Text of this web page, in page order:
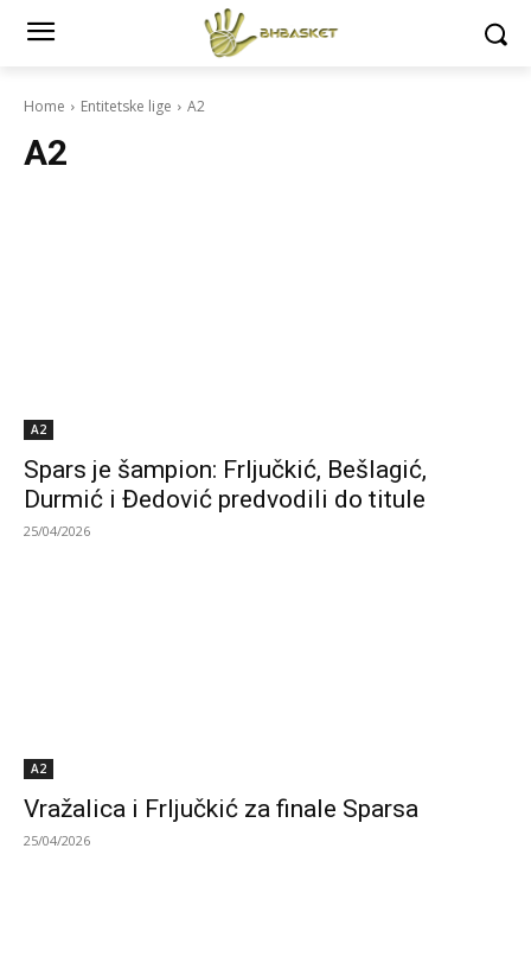
Home Entitetske lige A2
A2
A2
Spars je šampion: Frljučkić, Bešlagić,
Durmić i Đedović predvodili do titule
25/04/2026
A2
Vražalica i Frljučkić za finale Sparsa
25/04/2026